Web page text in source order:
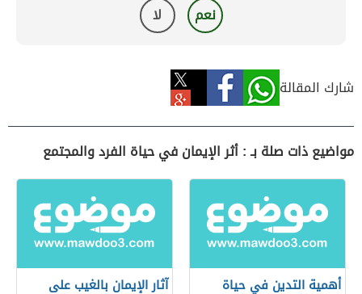
نعم لا
شارك المقالة
مواضيع ذات صلة بـ : أثر الإيمان في حياة الفرد والمجتمع
أهمية التدين في حياة
آثار الإيمان بالغيب على